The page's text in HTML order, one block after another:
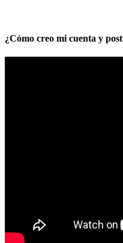
¿Cómo creo mi cuenta y